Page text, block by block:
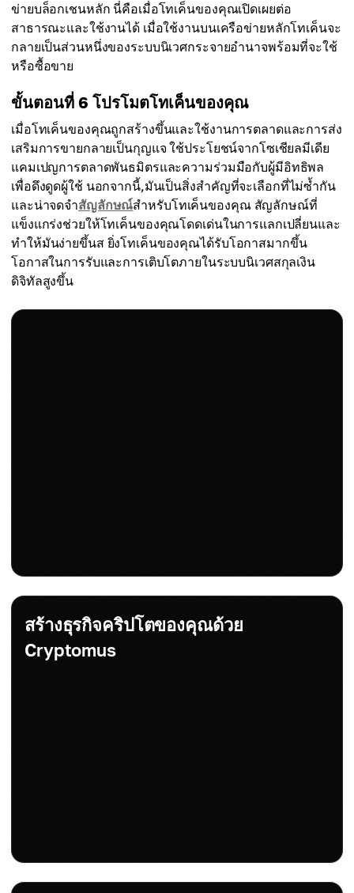
ข่ายบล็อกเชนหลัก นี่คือเมื่อโทเค็นของคุณเปิดเผยต่อ
สาธารณะและใช้งานได้ เมื่อใช้งานบนเครือข่ายหลักโทเค็นจะ
กลายเป็นส่วนหนึ่งของระบบนิเวศกระจายอำนาจพร้อมที่จะใช้
หรือซื้อขาย
ขั้นตอนที่ 6 โปรโมตโทเค็นของคุณ
เมื่อโทเค็นของคุณถูกสร้างขึ้นและใช้งานการตลาดและการส่ง
เสริมการขายกลายเป็นกุญแจ ใช้ประโยชน์จากโซเชียลมีเดีย
แคมเปญการตลาดพันธมิตรและความร่วมมือกับผู้มีอิทธิพล
เพื่อดึงดูดผู้ใช้ นอกจากนี้,มันเป็นสิ่งสำคัญที่จะเลือกที่ไม่ซ้ำกัน
และน่าจดจำสัญลักษณ์สำหรับโทเค็นของคุณ สัญลักษณ์ที่
แข็งแกร่งช่วยให้โทเค็นของคุณโดดเด่นในการแลกเปลี่ยนและ
ทำให้มันง่ายขึ้นส ยิ่งโทเค็นของคุณได้รับโอกาสมากขึ้น
โอกาสในการรับและการเติบโตภายในระบบนิเวศสกุลเงิน
ดิจิทัลสูงขึ้น
สร้างธุรกิจคริปโตของคุณด้วย
Cryptomus